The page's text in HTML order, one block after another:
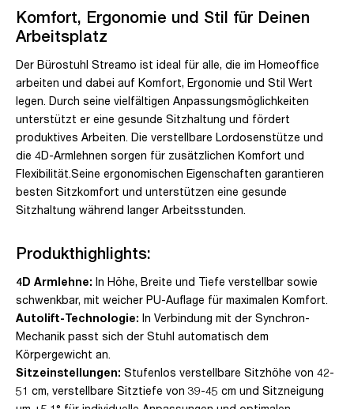
Komfort, Ergonomie und Stil für Deinen
Arbeitsplatz
Der Bürostuhl Streamo ist ideal für alle, die im Homeoffice
arbeiten und dabei auf Komfort, Ergonomie und Stil Wert
legen. Durch seine vielfältigen Anpassungsmöglichkeiten
unterstützt er eine gesunde Sitzhaltung und fördert
produktives Arbeiten. Die verstellbare Lordosenstütze und
die 4D-Armlehnen sorgen für zusätzlichen Komfort und
Flexibilität.Seine ergonomischen Eigenschaften garantieren
besten Sitzkomfort und unterstützen eine gesunde
Sitzhaltung während langer Arbeitsstunden.
Produkthighlights:
4D Armlehne: In Höhe, Breite und Tiefe verstellbar sowie
schwenkbar, mit weicher PU-Auflage für maximalen Komfort.
Autolift-Technologie: In Verbindung mit der Synchron-
Mechanik passt sich der Stuhl automatisch dem
Körpergewicht an.
Sitzeinstellungen: Stufenlos verstellbare Sitzhöhe von 42-
51 cm, verstellbare Sitztiefe von 39-45 cm und Sitzneigung